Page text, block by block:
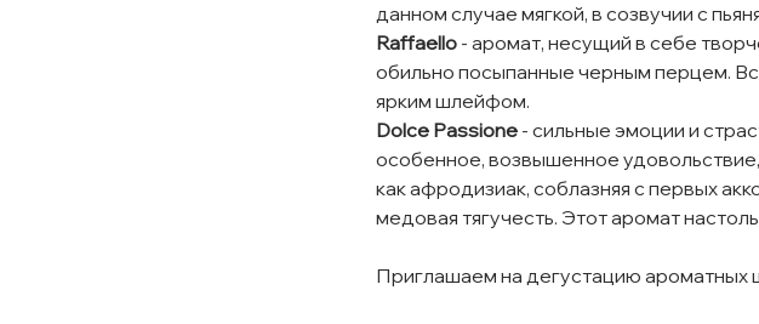
данном случае мягкой, в созвучии с
Raffaello - аромат, несущий в себе
обильно посыпанные черным перцем.
ярким шлейфом.
Dolce Passione - сильные эмоции и
особенное, возвышенное
как афродизиак, соблазняя с первых
медовая тягучесть. Этот аромат
Приглашаем на дегустацию ароматных